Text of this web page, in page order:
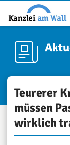
Teurerer
müssen
wirklich